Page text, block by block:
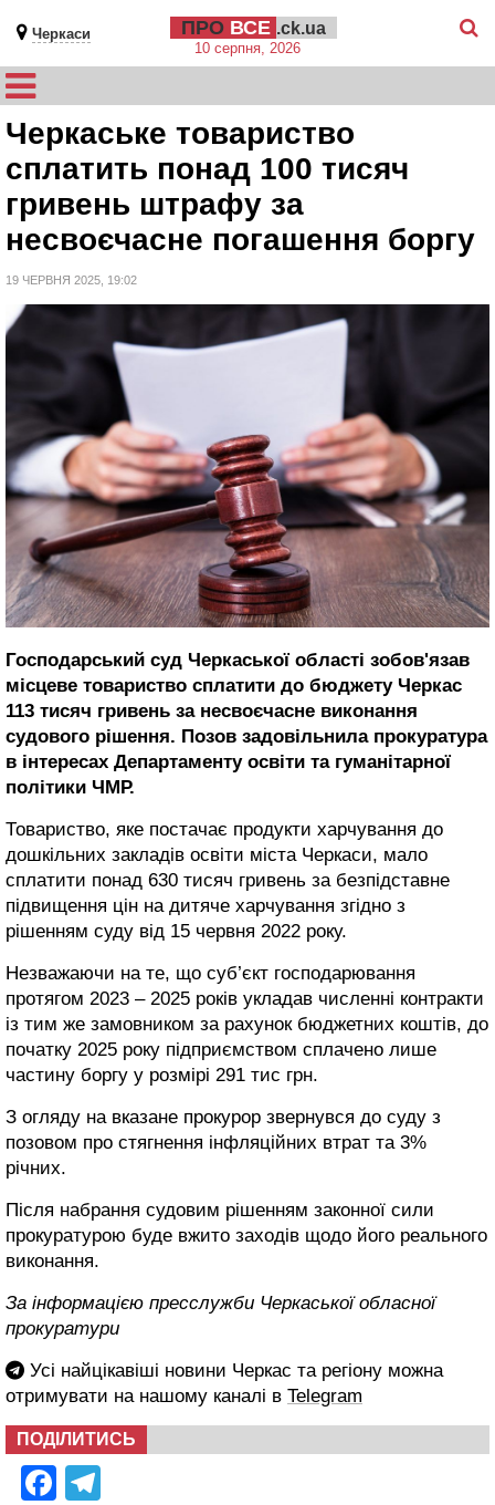
Черкаси ПРО ВСЕ .ck.ua
10 серпня, 2026
Черкаське товариство
сплатить понад 100 тисяч
гривень штрафу за
несвоєчасне погашення боргу
19 ЧЕРВНЯ 2025, 19:02
Господарський суд Черкаської області зобов'язав
місцеве товариство сплатити до бюджету Черкас
113 тисяч гривень за несвоєчасне виконання
судового рішення. Позов задовільнила прокуратура
в інтересах Департаменту освіти та гуманітарної
політики ЧМР.
Товариство, яке постачає продукти харчування до
дошкільних закладів освіти міста Черкаси, мало
сплатити понад 630 тисяч гривень за безпідставне
підвищення цін на дитяче харчування згідно з
рішенням суду від 15 червня 2022 року.
Незважаючи на те, що суб’єкт господарювання
протягом 2023 – 2025 років укладав численні контракти
із тим же замовником за рахунок бюджетних коштів, до
початку 2025 року підприємством сплачено лише
частину боргу у розмірі 291 тис грн.
З огляду на вказане прокурор звернувся до суду з
позовом про стягнення інфляційних втрат та 3%
річних.
Після набрання судовим рішенням законної сили
прокуратурою буде вжито заходів щодо його реального
виконання.
За інформацією пресслужби Черкаської обласної
прокуратури
Усі найцікавіші новини Черкас та регіону можна
отримувати на нашому каналі в Telegram
ПОДІЛИТИСЬ
Facebook